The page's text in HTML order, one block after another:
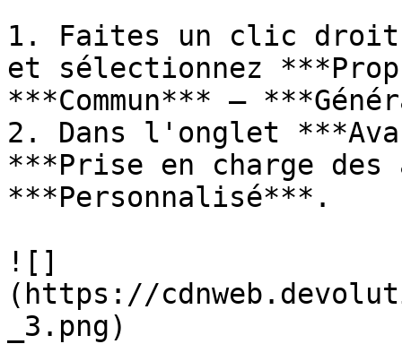
1. Faites un clic droit
et sélectionnez
***Commun*** –
2. Dans l'onglet
***Prise en charge
***Personnalisé***.
![]
(https://
_3.png)